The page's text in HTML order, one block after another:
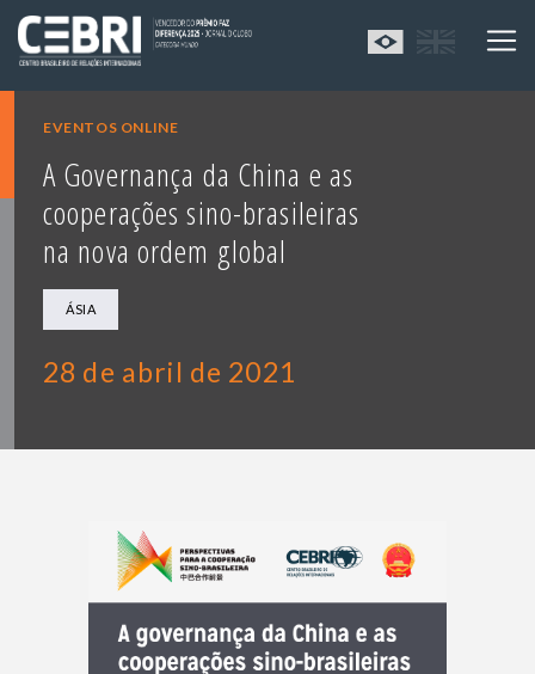
EVENTOS ONLINE
A Governança da China e as
cooperações sino-brasileiras
na nova ordem global
ÁSIA
28 de abril de 2021